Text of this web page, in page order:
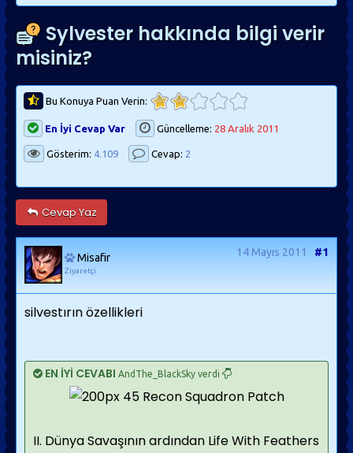
Sylvester hakkında bilgi verir
misiniz?
Bu Konuya Puan Verin:
En İyi Cevap Var Güncelleme: 28 Aralık 2011
Gösterim: 4.109 Cevap: 2
Cevap Yaz
Misafir
Ziyaretçi
14 Mayıs 2011 #1
silvestırın özellikleri
EN İYİ CEVABI AndThe_BlackSky verdi
II. Dünya Savaşının ardından Life With Feathers